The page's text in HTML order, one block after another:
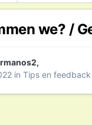
we? /
,
in Tips en feedback